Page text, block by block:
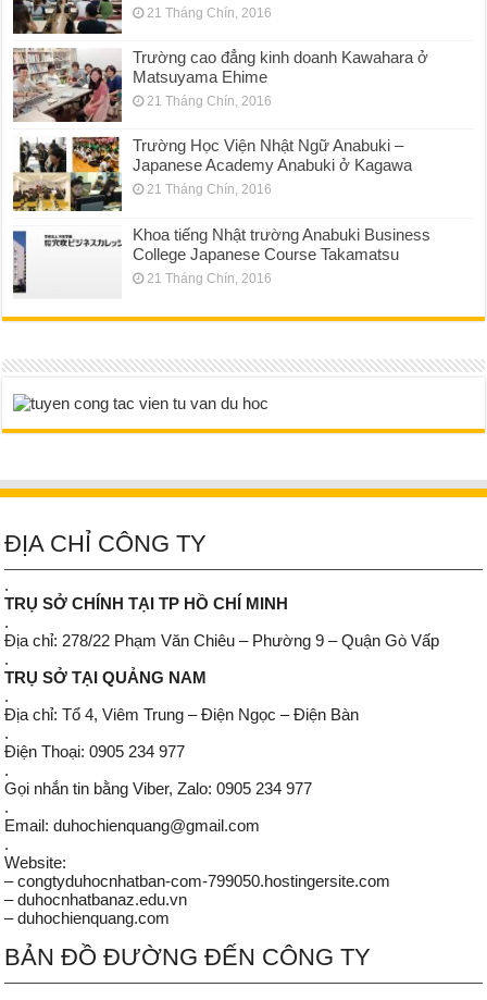
21 Tháng Chín, 2016
Trường cao đẳng kinh doanh Kawahara ở
Matsuyama Ehime
21 Tháng Chín, 2016
Trường Học Viện Nhật Ngữ Anabuki –
Japanese Academy Anabuki ở Kagawa
21 Tháng Chín, 2016
Khoa tiếng Nhật trường Anabuki Business
College Japanese Course Takamatsu
21 Tháng Chín, 2016
ĐỊA CHỈ CÔNG TY
.
TRỤ SỞ CHÍNH TẠI TP HỒ CHÍ MINH
.
Địa chỉ: 278/22 Phạm Văn Chiêu – Phường 9 – Quận Gò Vấp
.
TRỤ SỞ TẠI QUẢNG NAM
.
Địa chỉ: Tổ 4, Viêm Trung – Điện Ngọc – Điện Bàn
.
Điện Thoại: 0905 234 977
.
Gọi nhắn tin bằng Viber, Zalo: 0905 234 977
.
Email: duhochienquang@gmail.com
.
Website:
– congtyduhocnhatban-com-799050.hostingersite.com
– duhocnhatbanaz.edu.vn
– duhochienquang.com
BẢN ĐỒ ĐƯỜNG ĐẾN CÔNG TY